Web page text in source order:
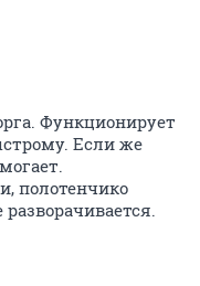
Функционирует
Если же
полотенчико